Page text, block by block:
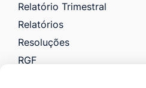
Relatório Trimestral
Relatórios
Resoluções
RGF